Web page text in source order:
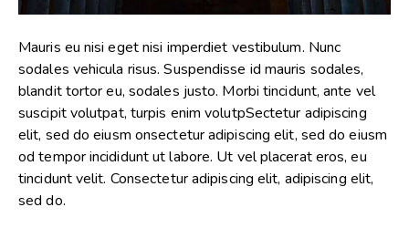
Mauris eu nisi eget nisi imperdiet vestibulum. Nunc
sodales vehicula risus. Suspendisse id mauris sodales,
blandit tortor eu, sodales justo. Morbi tincidunt, ante vel
suscipit volutpat, turpis enim volutpSectetur adipiscing
elit, sed do eiusm onsectetur adipiscing elit, sed do eiusm
od tempor incididunt ut labore. Ut vel placerat eros, eu
tincidunt velit. Consectetur adipiscing elit, adipiscing elit,
sed do.